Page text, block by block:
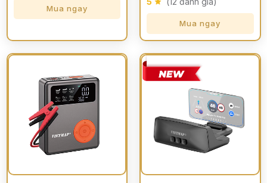
Mua ngay
Mua ngay